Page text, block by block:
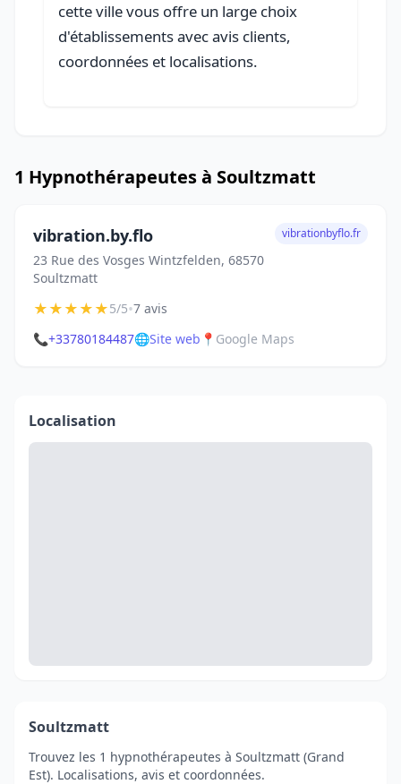
cette ville vous offre un large choix
d'établissements avec avis clients,
coordonnées et localisations.
1 Hypnothérapeutes à Soultzmatt
vibration.by.flo
23 Rue des Vosges Wintzfelden, 68570
Soultzmatt
vibrationbyflo.fr
★★★★★5/5•7 avis
📞+33780184487🌐Site web 📍 Google Maps
Localisation
Soultzmatt
Trouvez les 1 hypnothérapeutes à Soultzmatt (Grand
Est). Localisations, avis et coordonnées.